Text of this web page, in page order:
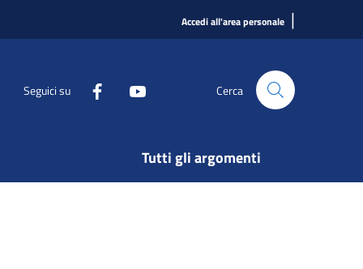
Accedi all'area personale |
Seguici su Cerca
Tutti gli argomenti